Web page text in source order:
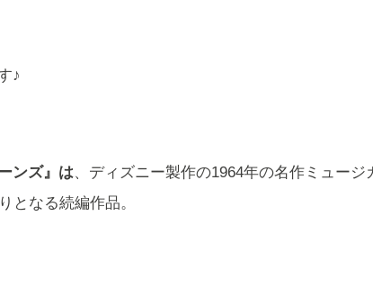
♪
ンズ』は、ディズニー製作の1964年の名作ミュージ
となる続編作品。